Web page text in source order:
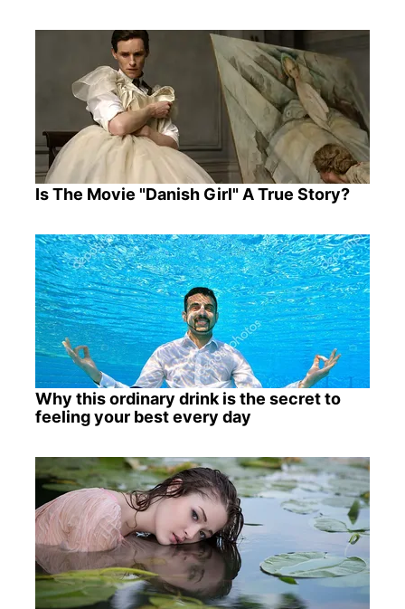
Is The Movie "Danish Girl" A True Story?
Why this ordinary drink is the secret to
feeling your best every day